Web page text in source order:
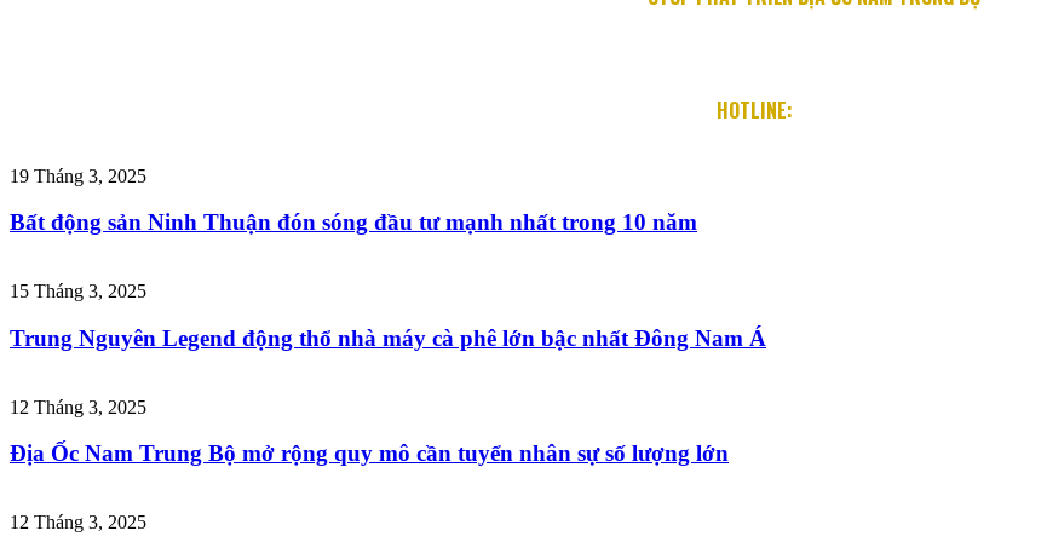
HOTLINE:
19 Tháng 3, 2025
Bất động sản Ninh Thuận đón sóng đầu tư mạnh nhất trong 10 năm
15 Tháng 3, 2025
Trung Nguyên Legend động thổ nhà máy cà phê lớn bậc nhất Đông Nam Á
12 Tháng 3, 2025
Địa Ốc Nam Trung Bộ mở rộng quy mô cần tuyển nhân sự số lượng lớn
12 Tháng 3, 2025